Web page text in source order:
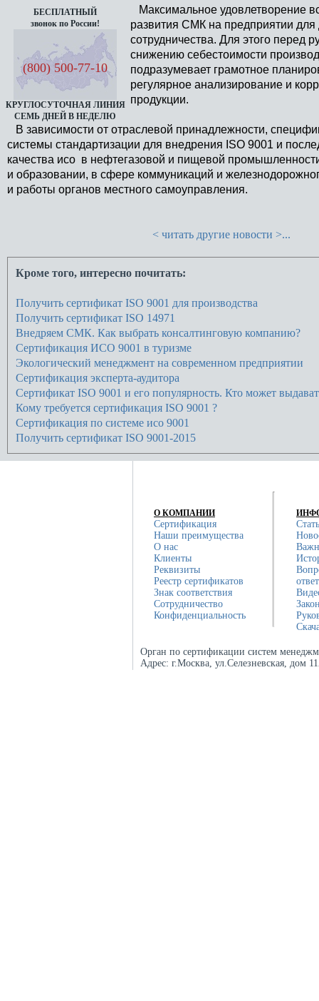
БЕСПЛАТНЫЙ
звонок по России!
(800) 500-77-10
КРУГЛОСУТОЧНАЯ ЛИНИЯ
СЕМЬ ДНЕЙ В НЕДЕЛЮ
Максимальное удовлетворение
развития СМК на предприятии
сотрудничества. Для этого перед
снижению себестоимости
подразумевает грамотное
регулярное анализирование и
продукции.
В зависимости от отраслевой принадлежности,
системы стандартизации для внедрения ISO 9001 и
качества исо в нефтегазовой и пищевой
и образовании, в сфере коммуникаций и
и работы органов местного самоуправления.
< читать другие новости >...
Кроме того, интересно почитать:
Получить сертификат ISO 9001 для производства
Получить сертификат ISO 14971
Внедряем СМК. Как выбрать консалтинговую компанию?
Сертификация ИСО 9001 в туризме
Экологический менеджмент на современном предприятии
Сертификация эксперта-аудитора
Сертификат ISO 9001 и его популярность. Кто может
Кому требуется сертификация ISO 9001 ?
Сертификация по системе исо 9001
Получить сертификат ISO 9001-2015
О КОМПАНИИ
Сертификация
Наши преимущества
О нас
Клиенты
Реквизиты
Реестр сертификатов
Знак соответствия
Сотрудничество
Конфиденциальность
Орган по сертификации систем
Адрес: г.Москва, ул.Селезневская, дом